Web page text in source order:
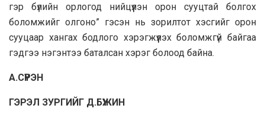
гэр бүлийн орлогод нийцүүлэн орон сууцтай болгох
боломжийг олгоно” гэсэн нь зорилтот хэсгийг орон
сууцаар хангах бодлого хэрэгжүүлэх боломжгүй байгаа
гэдгээ нэгэнтээ баталсан хэрэг болоод байна.
А.СҮРЭН
ГЭРЭЛ ЗУРГИЙГ Д.БҮЖИН